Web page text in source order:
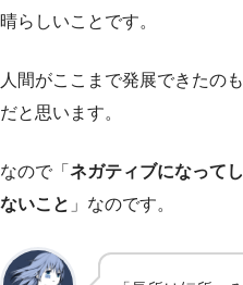
晴らしいことです。
人間がここまで発展できたの
だと思います。
なので「 ネガティブになって
ないこと 」なのです。